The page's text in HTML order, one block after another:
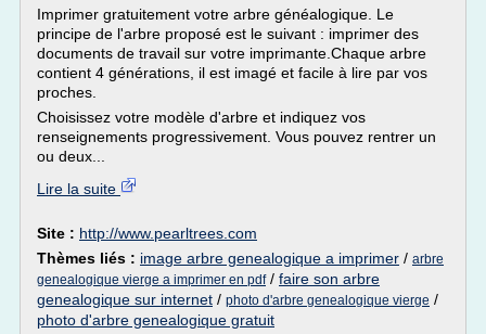
Imprimer gratuitement votre arbre généalogique. Le
principe de l'arbre proposé est le suivant : imprimer des
documents de travail sur votre imprimante.Chaque arbre
contient 4 générations, il est imagé et facile à lire par vos
proches.
Choisissez votre modèle d'arbre et indiquez vos
renseignements progressivement. Vous pouvez rentrer un
ou deux...
Lire la suite
Site : http://www.pearltrees.com
Thèmes liés : image arbre genealogique a imprimer / arbre
genealogique vierge a imprimer en pdf/ faire son arbre
genealogique sur internet / photo d'arbre genealogique vierge /
photo d'arbre genealogique gratuit